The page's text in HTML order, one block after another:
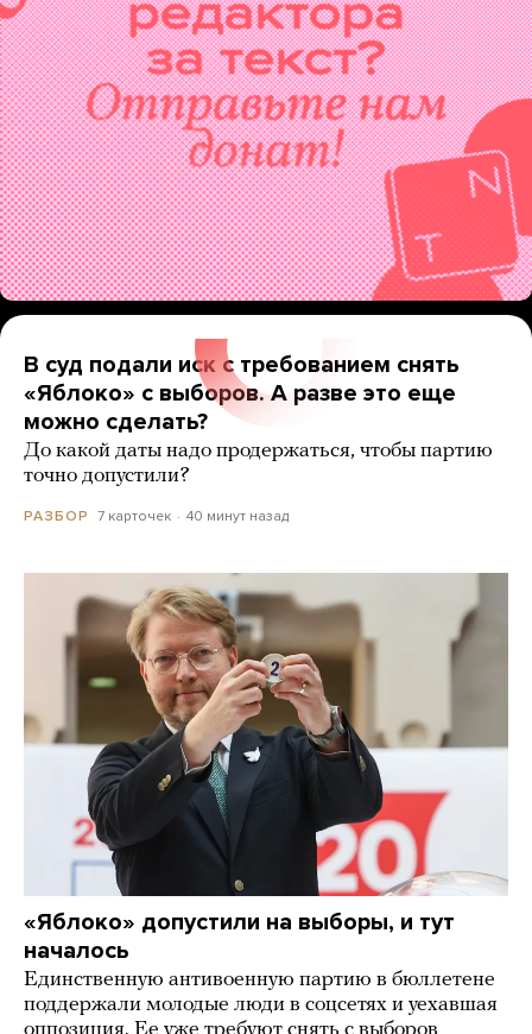
В суд подали иск с требованием снять
«Яблоко» с выборов. А разве это еще
можно сделать?
До какой даты надо продержаться, чтобы партию
точно допустили?
РАЗБОР 7 карточек 40 минут назад
«Яблоко» допустили на выборы, и тут
началось
Единственную антивоенную партию в бюллетене
поддержали молодые люди в соцсетях и уехавшая